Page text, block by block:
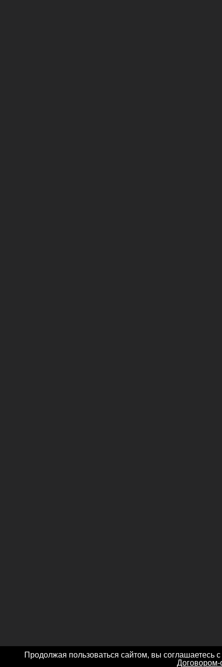
Продолжая пользоваться сайтом, вы соглашаетесь